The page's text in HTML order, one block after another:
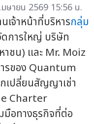
ษายน 2569 15:56 น.
นเจ้าหน้าที่บริหารกลุ่ม
ดการใหญ่ บริษัท
าชน) และ Mr. Moiz
รของ Quantum
เปลี่ยนสัญญาเช่า
Charter
อทางธุรกิจที่ต่อ